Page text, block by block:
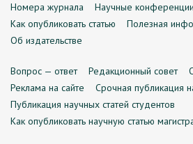
Номера журнала Научные конференции
Как опубликовать статью
Полезная
Об издательстве
Вопрос — ответ Редакционный совет
Реклама на сайте
Срочная публикация
Публикация научных статей студентов
Как опубликовать научную статью